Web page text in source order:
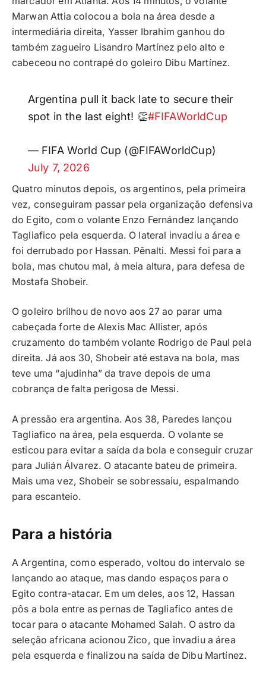
Marwan Attia colocou a bola na área desde a
intermediária direita, Yasser Ibrahim ganhou do
também zagueiro Lisandro Martínez pelo alto e
cabeceou no contrapé do goleiro Dibu Martínez.
Argentina pull it back late to secure their
spot in the last eight! 👏#FIFAWorldCup
— FIFA World Cup (@FIFAWorldCup)
July 7, 2026
Quatro minutos depois, os argentinos, pela primeira
vez, conseguiram passar pela organização defensiva
do Egito, com o volante Enzo Fernández lançando
Tagliafico pela esquerda. O lateral invadiu a área e
foi derrubado por Hassan. Pênalti. Messi foi para a
bola, mas chutou mal, à meia altura, para defesa de
Mostafa Shobeir.
O goleiro brilhou de novo aos 27 ao parar uma
cabeçada forte de Alexis Mac Allister, após
cruzamento do também volante Rodrigo de Paul pela
direita. Já aos 30, Shobeir até estava na bola, mas
teve uma “ajudinha” da trave depois de uma
cobrança de falta perigosa de Messi.
A pressão era argentina. Aos 38, Paredes lançou
Tagliafico na área, pela esquerda. O volante se
esticou para evitar a saída da bola e conseguir cruzar
para Julián Álvarez. O atacante bateu de primeira.
Mais uma vez, Shobeir se sobressaiu, espalmando
para escanteio.
Para a história
A Argentina, como esperado, voltou do intervalo se
lançando ao ataque, mas dando espaços para o
Egito contra-atacar. Em um deles, aos 12, Hassan
pôs a bola entre as pernas de Tagliafico antes de
tocar para o atacante Mohamed Salah. O astro da
seleção africana acionou Zico, que invadiu a área
pela esquerda e finalizou na saída de Dibu Martínez.